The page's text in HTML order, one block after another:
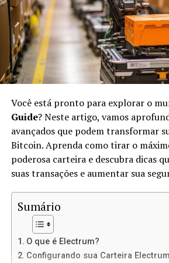
No IPFS, os arquivos são
únicas, em vez de endereços URL.
quando você acessar um arquivo,
versão exata, não importa onde ele
O IPFS usa conceitos depeer-to-
transferir arquivos diretamente
Vantagens de Usar
Estáticos
Usar IPFS para hospedar sites
vantagens:
Descentralização:
falha, o que significa mais
ataques e censura.
Velocidade:Como os arquivos
Você está pronto para explorar o
Guide? Neste artigo, vamos
avançados que podem transformar
Bitcoin. Aprenda como tirar o
poderosa carteira e descubra dicas
suas transações e aumentar sua
Sumário
O que é Electrum?
Configurando sua Carteira Electrum